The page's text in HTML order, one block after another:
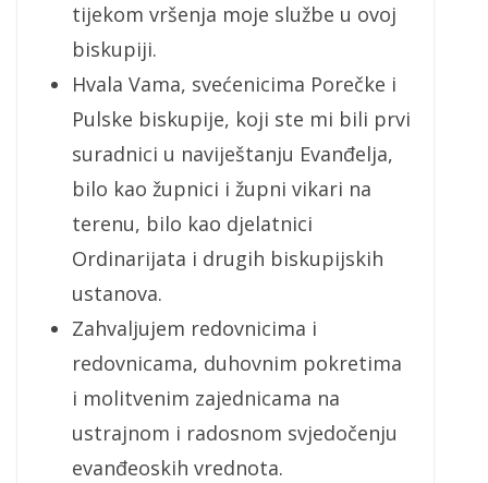
tijekom vršenja moje službe u ovoj
biskupiji.
Hvala Vama, svećenicima Porečke i
Pulske biskupije, koji ste mi bili prvi
suradnici u naviještanju Evanđelja,
bilo kao župnici i župni vikari na
terenu, bilo kao djelatnici
Ordinarijata i drugih biskupijskih
ustanova.
Zahvaljujem redovnicima i
redovnicama, duhovnim pokretima
i molitvenim zajednicama na
ustrajnom i radosnom svjedočenju
evanđeoskih vrednota.